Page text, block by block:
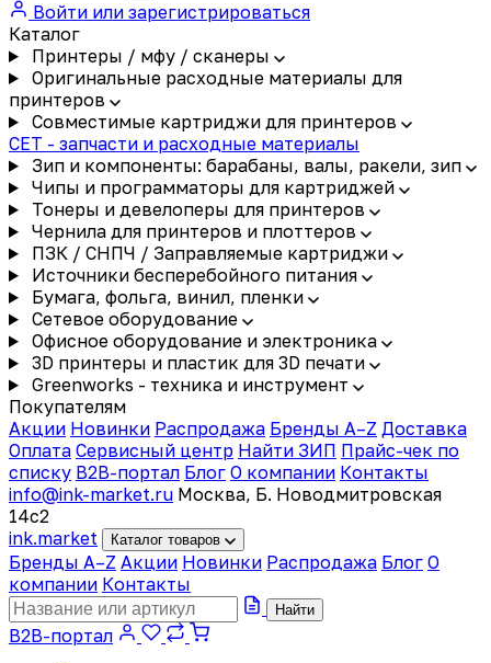
Войти или зарегистрироваться
Каталог
Принтеры / мфу / сканеры
Оригинальные расходные материалы для
принтеров
Совместимые картриджи для принтеров
CET - запчасти и расходные материалы
Зип и компоненты: барабаны, валы, ракели, зип
Чипы и программаторы для картриджей
Тонеры и девелоперы для принтеров
Чернила для принтеров и плоттеров
ПЗК / СНПЧ / Заправляемые картриджи
Источники бесперебойного питания
Бумага, фольга, винил, пленки
Сетевое оборудование
Офисное оборудование и электроника
3D принтеры и пластик для 3D печати
Greenworks - техника и инструмент
Покупателям
Акции Новинки Распродажа Бренды A–Z Доставка
Оплата Сервисный центр Найти ЗИП Прайс-чек по
списку B2B-портал Блог О компании Контакты
info@ink-market.ru Москва, Б. Новодмитровская
14с2
ink.market Каталог товаров
Бренды A–Z Акции Новинки Распродажа Блог О
компании Контакты
Найти
B2B-портал